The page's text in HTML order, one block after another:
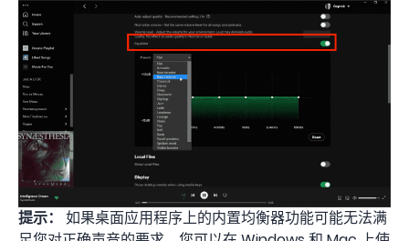
提示：
如果桌面应用程序上的内置均衡器功能可能无法满